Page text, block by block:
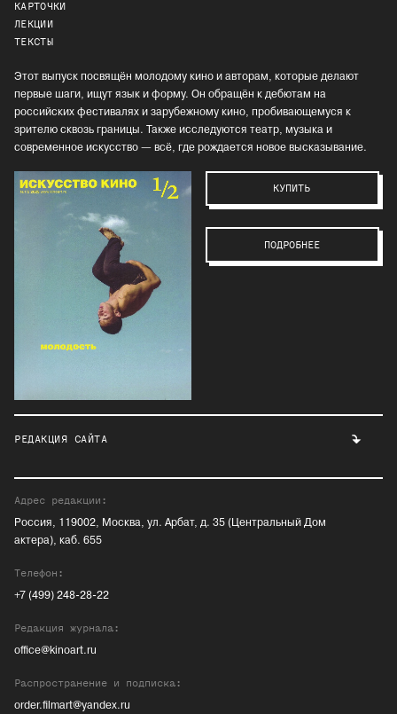
КАРТОЧКИ
ЛЕКЦИИ
ТЕКСТЫ
Этот выпуск посвящён молодому кино и авторам, которые делают
первые шаги, ищут язык и форму. Он обращён к дебютам на
российских фестивалях и зарубежному кино, пробивающемуся к
зрителю сквозь границы. Также исследуются театр, музыка и
современное искусство — всё, где рождается новое высказывание.
КУПИТЬ
ПОДРОБНЕЕ
РЕДАКЦИЯ САЙТА
Адрес редакции:
Россия, 119002, Москва, ул. Арбат, д. 35 (Центральный Дом
актера), каб. 655
Телефон:
+7 (499) 248-28-22
Редакция журнала:
office@kinoart.ru
Распространение и подписка:
order.filmart@yandex.ru